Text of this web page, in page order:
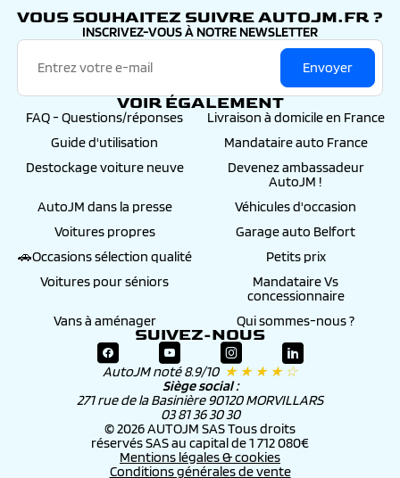
VOUS SOUHAITEZ SUIVRE AUTOJM.FR ?
INSCRIVEZ-VOUS À NOTRE NEWSLETTER
Envoyer
VOIR ÉGALEMENT
FAQ - Questions/réponses
Livraison à domicile en France
Guide d'utilisation
Mandataire auto France
Destockage voiture neuve
Devenez ambassadeur
AutoJM !
AutoJM dans la presse
Véhicules d'occasion
Voitures propres
Garage auto Belfort
🚗Occasions sélection qualité
Petits prix
Voitures pour séniors
Mandataire Vs
concessionnaire
Vans à aménager
Qui sommes-nous ?
SUIVEZ-NOUS
AutoJM noté 8.9/10 ★ ★ ★ ★ ☆
Siège social :
271 rue de la Basinière 90120 MORVILLARS
03 81 36 30 30
© 2026 AUTOJM SAS Tous droits
réservés SAS au capital de 1 712 080€
Mentions légales & cookies
Conditions générales de vente